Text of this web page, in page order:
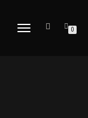
CAMBIAR
0